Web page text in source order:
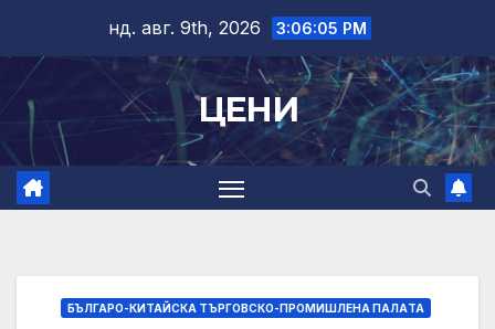
content
нд. авг. 9th, 2026 3:06:06 PM
ЦЕНИ
БЪЛГАРО-КИТАЙСКА ТЪРГОВСКО-ПРОМИШЛЕНА ПАЛAТА